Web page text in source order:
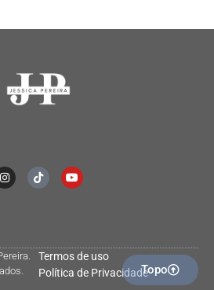
Termos de uso
Política de PrivacidadeTopo